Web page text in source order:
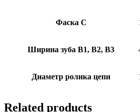
Фаска C
Ширина зуба В1, В2, В3
Диаметр ролика цепи
Related products